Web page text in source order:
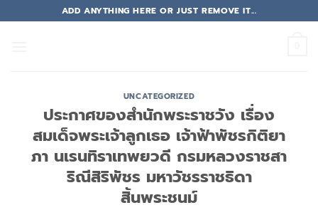
ADD ANYTHING HERE OR JUST REMOVE IT...
UNCATEGORIZED
ประกาศของสำนักพระราชวัง เรื่อง
สมเด็จพระเจ้าลูกเธอ เจ้าฟ้าพัชรกิติยา
ภา นเรนทิราเทพยวดี กรมหลวงราชสา
ริณีสิริพัชร มหาวัชรราชธิดา
สิ้นพระชนม์